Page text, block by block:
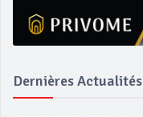
Dernières Actualités